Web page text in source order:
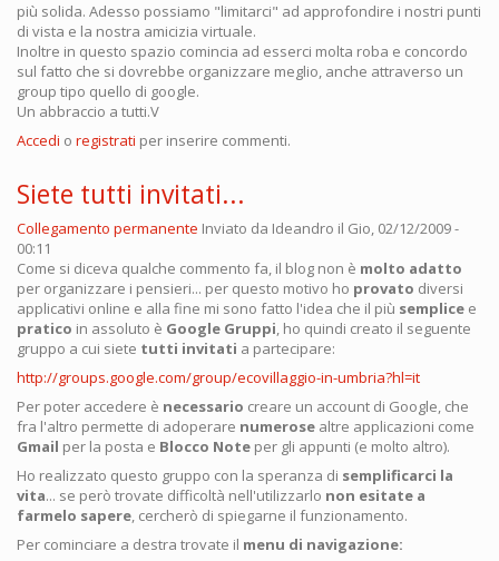
più solida. Adesso possiamo "limitarci" ad approfondire i nostri punti
di vista e la nostra amicizia virtuale.
Inoltre in questo spazio comincia ad esserci molta roba e concordo
sul fatto che si dovrebbe organizzare meglio, anche attraverso un
group tipo quello di google.
Un abbraccio a tutti.V
Accedi o registrati per inserire commenti.
Siete tutti invitati...
Collegamento permanente Inviato da Ideandro il Gio, 02/12/2009 -
00:11
Come si diceva qualche commento fa, il blog non è molto adatto
per organizzare i pensieri... per questo motivo ho provato diversi
applicativi online e alla fine mi sono fatto l'idea che il più semplice e
pratico in assoluto è Google Gruppi, ho quindi creato il seguente
gruppo a cui siete tutti invitati a partecipare:
http://groups.google.com/group/ecovillaggio-in-umbria?hl=it
Per poter accedere è necessario creare un account di Google, che
fra l'altro permette di adoperare numerose altre applicazioni come
Gmail per la posta e Blocco Note per gli appunti (e molto altro).
Ho realizzato questo gruppo con la speranza di semplificarci la
vita... se però trovate difficoltà nell'utilizzarlo non esitate a
farmelo sapere, cercherò di spiegarne il funzionamento.
Per cominciare a destra trovate il menu di navigazione: